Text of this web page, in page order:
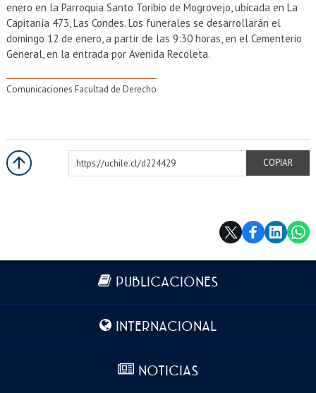
enero en la Parroquia Santo Toribio de Mogrovejo, ubicada en La
Capitanía 473, Las Condes. Los funerales se desarrollarán el
domingo 12 de enero, a partir de las 9:30 horas, en el Cementerio
General, en la entrada por Avenida Recoleta.
Comunicaciones Facultad de Derecho
https://uchile.cl/d224429
COPIAR
Más información
PUBLICACIONES
INTERNACIONAL
NOTICIAS